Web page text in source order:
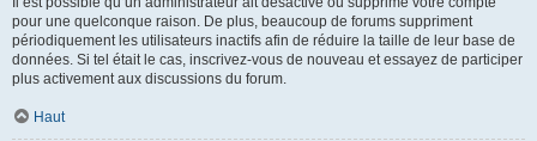
pour une quelconque raison. De plus, beaucoup de forums suppriment
périodiquement les utilisateurs inactifs afin de réduire la taille de leur base de
données. Si tel était le cas, inscrivez-vous de nouveau et essayez de participer
plus activement aux discussions du forum.
Haut